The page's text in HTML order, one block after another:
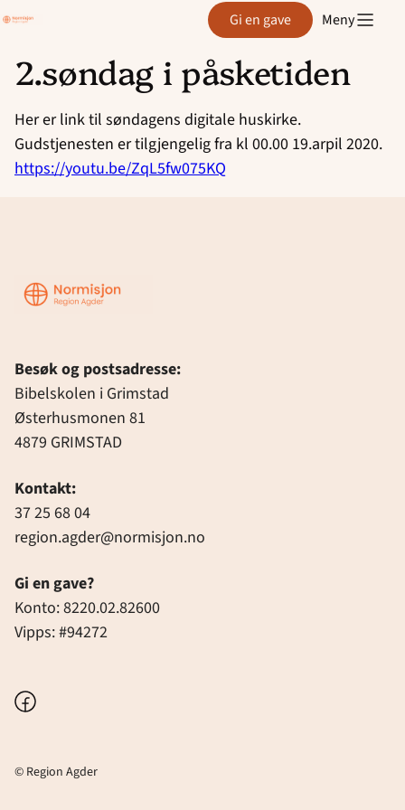
Hopp
innhold
Agder Gi en gave Meny
2.søndag i påsketiden
Her er link til søndagens digitale huskirke.
Gudstjenesten er tilgjengelig fra kl 00.00 19.arpil 2020.
https://youtu.be/ZqL5fw075KQ
Region
Agder
Besøk og postsadresse:
Bibelskolen i Grimstad
Østerhusmonen 81
4879 GRIMSTAD
Kontakt:
37 25 68 04
region.agder@normisjon.no
Gi en gave?
Konto: 8220.02.82600
Vipps: #94272
Facebook
© Region Agder